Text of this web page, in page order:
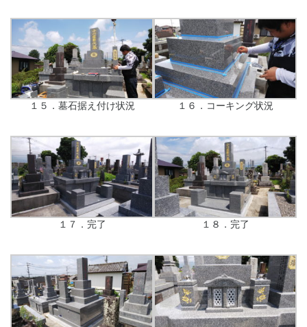
１５．墓石据え付け状況 １６．コーキング状況
１７．完了 １８．完了